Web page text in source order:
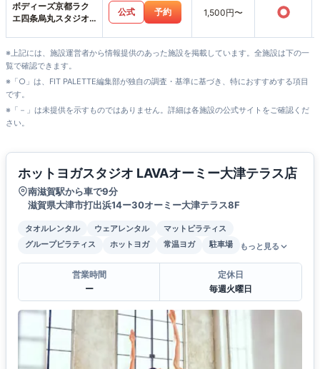
ボディーズ京都ラク
エ四条烏丸スタジオ
公式 予約 1,500円〜 ○
※上記には、施設運営者から情報提供のあった施設を掲載しています。全施設は下の一
覧で確認できます。
※「○」は、FIT PALETTE編集部が独自の調査・基準に基づき、特におすすめする項目
です。
※「－」は未提供を示すものではありません。詳細は各施設の公式サイトをご確認くだ
さい。
ホットヨガスタジオ LAVAオーミー大津テラス店
南滋賀駅から車で9分
滋賀県大津市打出浜14ー30オーミー大津テラス8F
タオルレンタル ウェアレンタル
マットピラティス
グループピラティス
ホットヨガ 常温ヨガ 駐車場 もっと見る
営業時間
ー
定休日
毎週火曜日